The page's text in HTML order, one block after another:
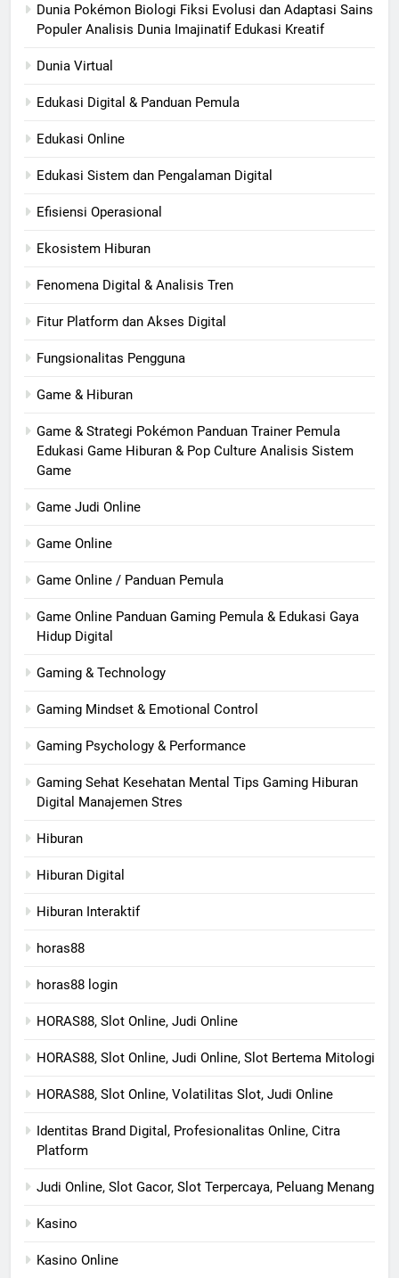
Dunia Pokémon Biologi Fiksi Evolusi dan Adaptasi Sains
Populer Analisis Dunia Imajinatif Edukasi Kreatif
Dunia Virtual
Edukasi Digital & Panduan Pemula
Edukasi Online
Edukasi Sistem dan Pengalaman Digital
Efisiensi Operasional
Ekosistem Hiburan
Fenomena Digital & Analisis Tren
Fitur Platform dan Akses Digital
Fungsionalitas Pengguna
Game & Hiburan
Game & Strategi Pokémon Panduan Trainer Pemula
Edukasi Game Hiburan & Pop Culture Analisis Sistem
Game
Game Judi Online
Game Online
Game Online / Panduan Pemula
Game Online Panduan Gaming Pemula & Edukasi Gaya
Hidup Digital
Gaming & Technology
Gaming Mindset & Emotional Control
Gaming Psychology & Performance
Gaming Sehat Kesehatan Mental Tips Gaming Hiburan
Digital Manajemen Stres
Hiburan
Hiburan Digital
Hiburan Interaktif
horas88
horas88 login
HORAS88, Slot Online, Judi Online
HORAS88, Slot Online, Judi Online, Slot Bertema Mitologi
HORAS88, Slot Online, Volatilitas Slot, Judi Online
Identitas Brand Digital, Profesionalitas Online, Citra
Platform
Judi Online, Slot Gacor, Slot Terpercaya, Peluang Menang
Kasino
Kasino Online